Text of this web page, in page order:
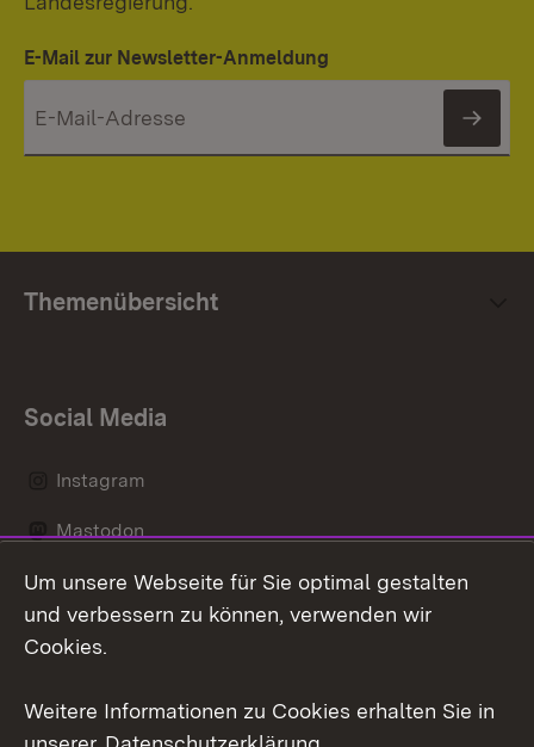
E-Mail zur Newsletter-Anmeldung
Themenübersicht
Social Media
Instagram
Mastodon
Messenger
Um unsere Webseite für Sie optimal gestalten
und verbessern zu können, verwenden wir
Cookies.
Weitere Informationen zu Cookies erhalten Sie in